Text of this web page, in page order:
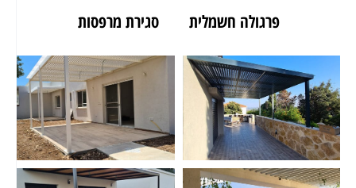
פרגולה חשמלית
סגירת מרפסות